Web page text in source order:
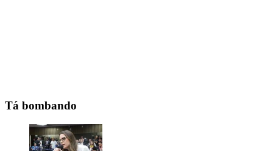
Tá bombando